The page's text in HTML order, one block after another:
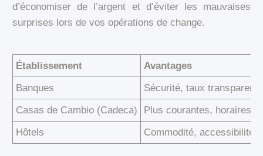
d’économiser de l’argent et d’éviter les mauvaises
surprises lors de vos opérations de change.
Établissement
Avantages
Banques
Sécurité, taux
Casas de Cambio (Cadeca)
Plus courantes, horaires
Hôtels
Commodité, accessibilité